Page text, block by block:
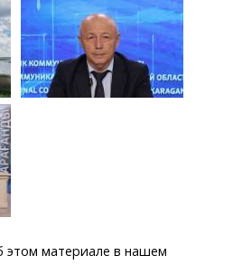
этом материале в нашем